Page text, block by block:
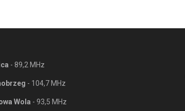
- 89,2 MHz
- 104,7 MHz
Wola - 93,5 MHz